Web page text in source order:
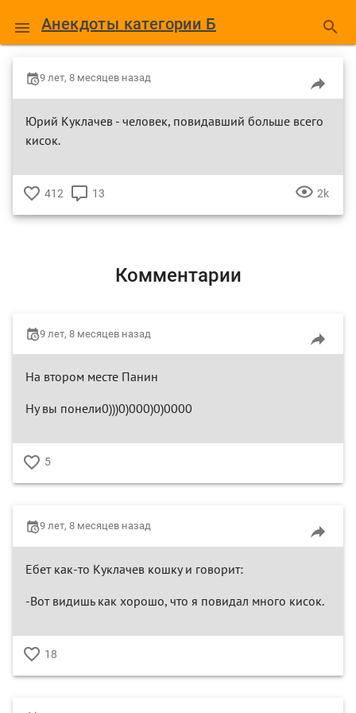
Анекдоты категории Б
9 лет, 8 месяцев назад
Юрий Куклачев - человек, повидавший больше всего
кисок.
♥
412
КОММЕНТАРИЕВ
13 2k
Комментарии
9 лет, 8 месяцев назад
На втором месте Панин
Ну вы понели0)))0)000)0)0000
♥
5
9 лет, 8 месяцев назад
Ебет как-то Куклачев кошку и говорит:
-Вот видишь как хорошо, что я повидал много кисок.
♥
18